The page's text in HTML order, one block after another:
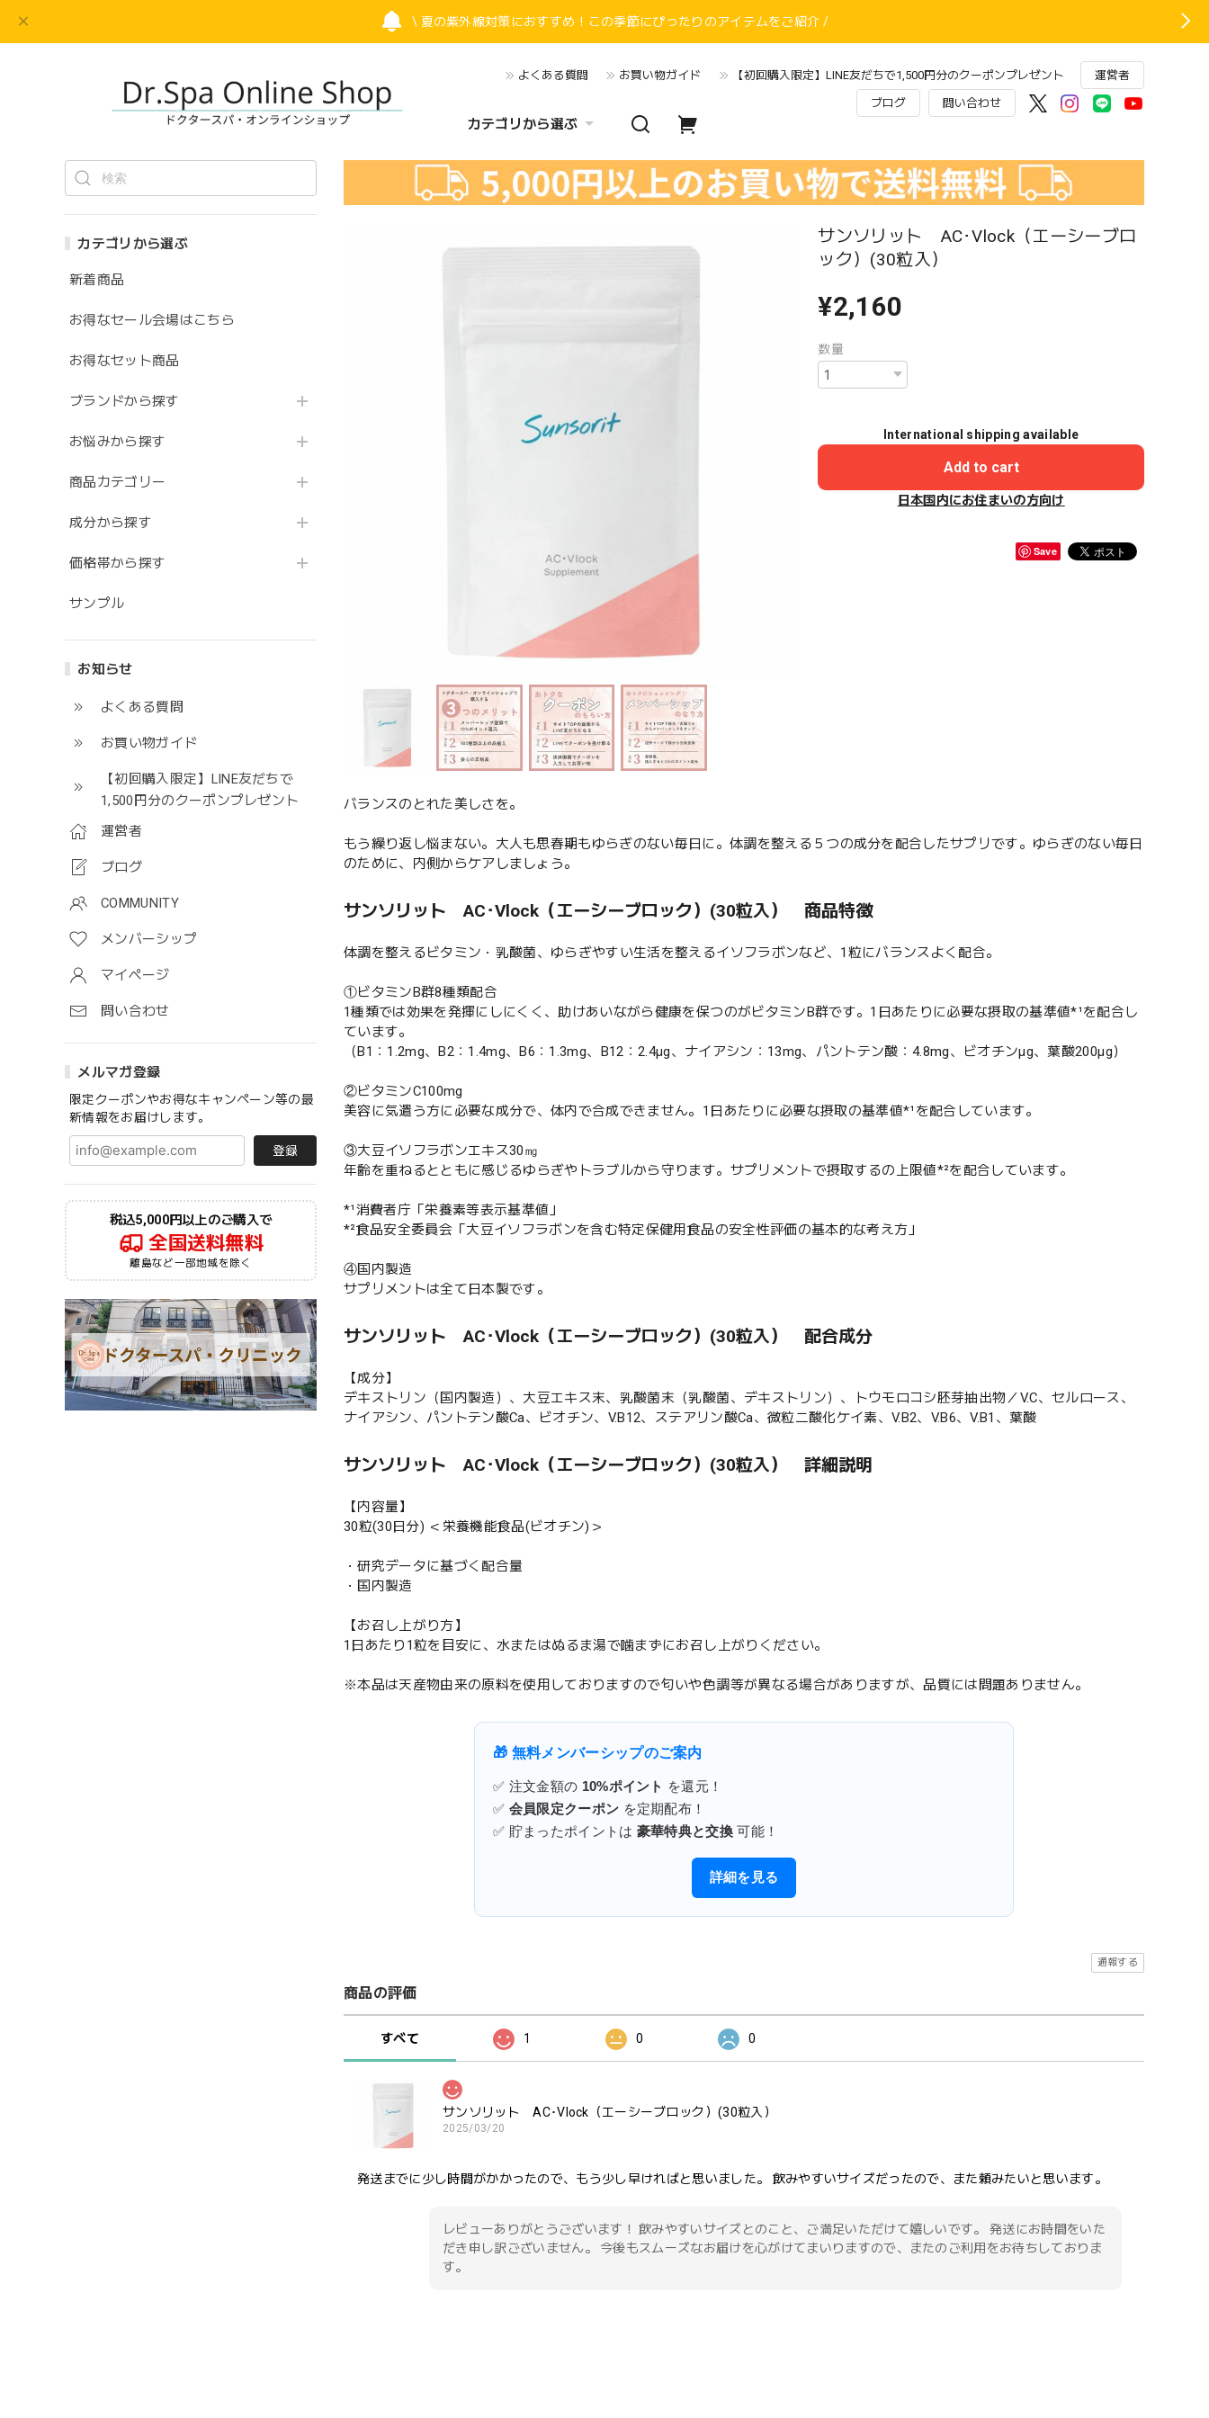
\ 夏の紫外線対策におすすめ！この季節にぴったりのアイテムをご紹介 /
よくある質問 お買い物ガイド 【初回購入限定】LINE友だちで1,500円分のクーポンプレゼント 運営者
ブログ 問い合わせ
カテゴリから選ぶ
カテゴリから選ぶ
新着商品
お得なセール会場はこちら
お得なセット商品
ブランドから探す
お悩みから探す
商品カテゴリー
成分から探す
価格帯から探す
サンプル
お知らせ
よくある質問
お買い物ガイド
【初回購入限定】LINE友だちで
1,500円分のクーポンプレゼント
運営者
ブログ
COMMUNITY
メンバーシップ
マイページ
問い合わせ
メルマガ登録
限定クーポンやお得なキャンペーン等の最
新情報をお届けします。
登録
税込5,000円以上のご購入で
全国送料無料
離島など一部地域を除く
サンソリット AC･Vlock（エーシーブロ
ック）(30粒入）
¥2,160
数量
International shipping available
Add to cart
日本国内にお住まいの方向け
Save
バランスのとれた美しさを。
もう繰り返し悩まない。大人も思春期もゆらぎのない毎日に。体調を整える５つの成分を配合したサプリです。ゆらぎのない毎日
のために、内側からケアしましょう。
サンソリット AC･Vlock（エーシーブロック）(30粒入） 商品特徴
体調を整えるビタミン・乳酸菌、ゆらぎやすい生活を整えるイソフラボンなど、1粒にバランスよく配合。
①ビタミンB群8種類配合
1種類では効果を発揮にしにくく、助けあいながら健康を保つのがビタミンB群です。1日あたりに必要な摂取の基準値*¹を配合し
ています。
（B1：1.2mg、B2：1.4mg、B6：1.3mg、B12：2.4μg、ナイアシン：13mg、パントテン酸：4.8mg、ビオチンμg、葉酸200μg）
②ビタミンC100mg
美容に気遣う方に必要な成分で、体内で合成できません。1日あたりに必要な摂取の基準値*¹を配合しています。
③大豆イソフラボンエキス30㎎
年齢を重ねるとともに感じるゆらぎやトラブルから守ります。サプリメントで摂取するの上限値*²を配合しています。
*¹消費者庁「栄養素等表示基準値」
*²食品安全委員会「大豆イソフラボンを含む特定保健用食品の安全性評価の基本的な考え方」
④国内製造
サプリメントは全て日本製です。
サンソリット AC･Vlock（エーシーブロック）(30粒入） 配合成分
【成分】
デキストリン（国内製造）、大豆エキス末、乳酸菌末（乳酸菌、デキストリン）、トウモロコシ胚芽抽出物／V.C、セルロース、
ナイアシン、パントテン酸Ca、ビオチン、V.B12、ステアリン酸Ca、微粒二酸化ケイ素、V.B2、V.B6、V.B1、葉酸
サンソリット AC･Vlock（エーシーブロック）(30粒入） 詳細説明
【内容量】
30粒(30日分) ＜栄養機能食品(ビオチン)＞
・研究データに基づく配合量
・国内製造
【お召し上がり方】
1日あたり1粒を目安に、水またはぬるま湯で噛まずにお召し上がりください。
※本品は天産物由来の原料を使用しておりますので匂いや色調等が異なる場合がありますが、品質には問題ありません。
🎁 無料メンバーシップのご案内
✅ 注文金額の 10%ポイント
を還元！
✅ 会員限定クーポン を定期配布！
✅ 貯まったポイントは 豪華特典と交換 可能！
詳細を見る
通報する
商品の評価
すべて 1 0 0
サンソリット AC･Vlock（エーシーブロック）(30粒入）
2025/03/20
発送までに少し時間がかかったので、もう少し早ければと思いました。 飲みやすいサイズだったので、また頼みたいと思います。
レビューありがとうございます！ 飲みやすいサイズとのこと、ご満足いただけて嬉しいです。 発送にお時間をいた
だき申し訳ございません。 今後もスムーズなお届けを心がけてまいりますので、またのご利用をお待ちしておりま
す。